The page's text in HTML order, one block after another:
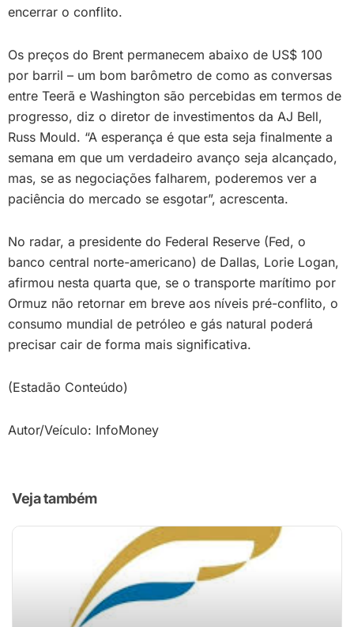
encerrar o conflito.
Os preços do Brent permanecem abaixo de US$ 100
por barril – um bom barômetro de como as conversas
entre Teerã e Washington são percebidas em termos de
progresso, diz o diretor de investimentos da AJ Bell,
Russ Mould. “A esperança é que esta seja finalmente a
semana em que um verdadeiro avanço seja alcançado,
mas, se as negociações falharem, poderemos ver a
paciência do mercado se esgotar”, acrescenta.
No radar, a presidente do Federal Reserve (Fed, o
banco central norte-americano) de Dallas, Lorie Logan,
afirmou nesta quarta que, se o transporte marítimo por
Ormuz não retornar em breve aos níveis pré-conflito, o
consumo mundial de petróleo e gás natural poderá
precisar cair de forma mais significativa.
(Estadão Conteúdo)
Autor/Veículo: InfoMoney
Veja também